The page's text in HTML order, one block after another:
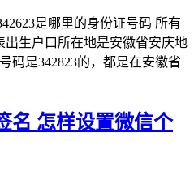
是哪里的身份证号码 所有
出生户口所在地是安徽省安庆地
码是342823的，都是在安徽省
名 怎样设置微信个